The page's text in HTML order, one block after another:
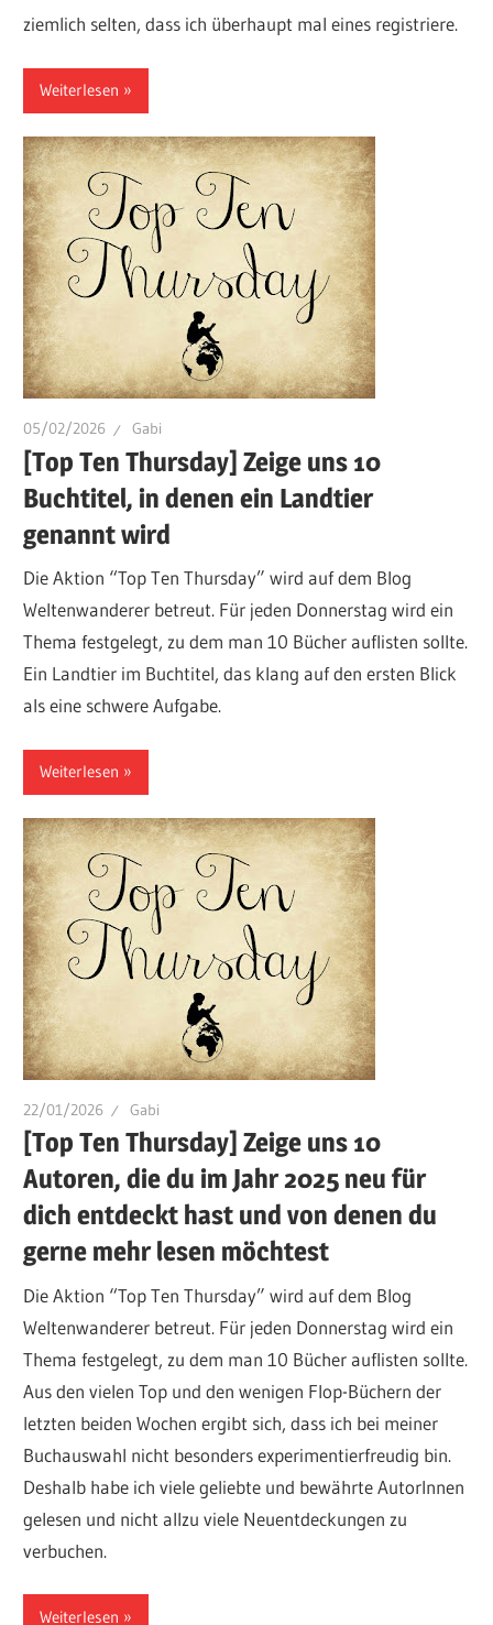
ziemlich selten, dass ich überhaupt mal eines registriere.
Weiterlesen
05/02/2026 Gabi
[Top Ten Thursday] Zeige uns 10
Buchtitel, in denen ein Landtier
genannt wird
Die Aktion “Top Ten Thursday” wird auf dem Blog
Weltenwanderer betreut. Für jeden Donnerstag wird ein
Thema festgelegt, zu dem man 10 Bücher auflisten sollte.
Ein Landtier im Buchtitel, das klang auf den ersten Blick
als eine schwere Aufgabe.
Weiterlesen
22/01/2026 Gabi
[Top Ten Thursday] Zeige uns 10
Autoren, die du im Jahr 2025 neu für
dich entdeckt hast und von denen du
gerne mehr lesen möchtest
Die Aktion “Top Ten Thursday” wird auf dem Blog
Weltenwanderer betreut. Für jeden Donnerstag wird ein
Thema festgelegt, zu dem man 10 Bücher auflisten sollte.
Aus den vielen Top und den wenigen Flop-Büchern der
letzten beiden Wochen ergibt sich, dass ich bei meiner
Buchauswahl nicht besonders experimentierfreudig bin.
Deshalb habe ich viele geliebte und bewährte AutorInnen
gelesen und nicht allzu viele Neuentdeckungen zu
verbuchen.
Weiterlesen